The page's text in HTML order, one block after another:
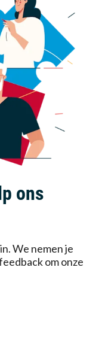
ons
We nemen je
om onze